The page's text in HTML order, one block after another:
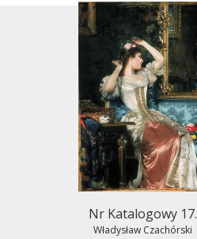
Nr Katalogowy 17.
Władysław Czachórski